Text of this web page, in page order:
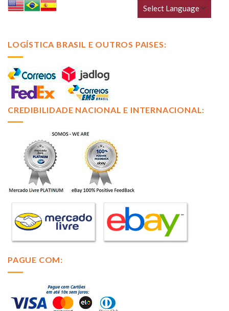
LOGÍSTICA BRASIL E OUTROS PAISES:
CREDIBILIDADE NACIONAL E INTERNACIONAL:
PAGUE COM: